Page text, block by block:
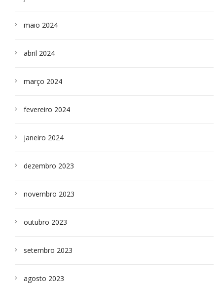
maio 2024
abril 2024
março 2024
fevereiro 2024
janeiro 2024
dezembro 2023
novembro 2023
outubro 2023
setembro 2023
agosto 2023